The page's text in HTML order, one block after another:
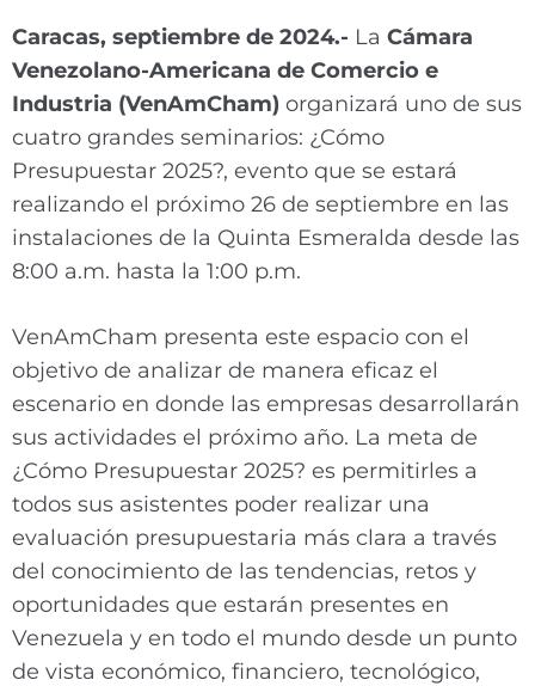
Caracas, septiembre de 2024.- La Cámara
Venezolano-Americana de Comercio e
Industria (VenAmCham) organizará uno de sus
cuatro grandes seminarios: ¿Cómo
Presupuestar 2025?, evento que se estará
realizando el próximo 26 de septiembre en las
instalaciones de la Quinta Esmeralda desde las
8:00 a.m. hasta la 1:00 p.m.
VenAmCham presenta este espacio con el
objetivo de analizar de manera eficaz el
escenario en donde las empresas desarrollarán
sus actividades el próximo año. La meta de
¿Cómo Presupuestar 2025? es permitirles a
todos sus asistentes poder realizar una
evaluación presupuestaria más clara a través
del conocimiento de las tendencias, retos y
oportunidades que estarán presentes en
Venezuela y en todo el mundo desde un punto
de vista económico, financiero, tecnológico,